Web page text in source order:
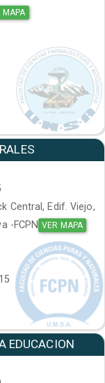
MAPA
Central, Edif. Viejo,
-FCPN VER MAPA
EDUCACION